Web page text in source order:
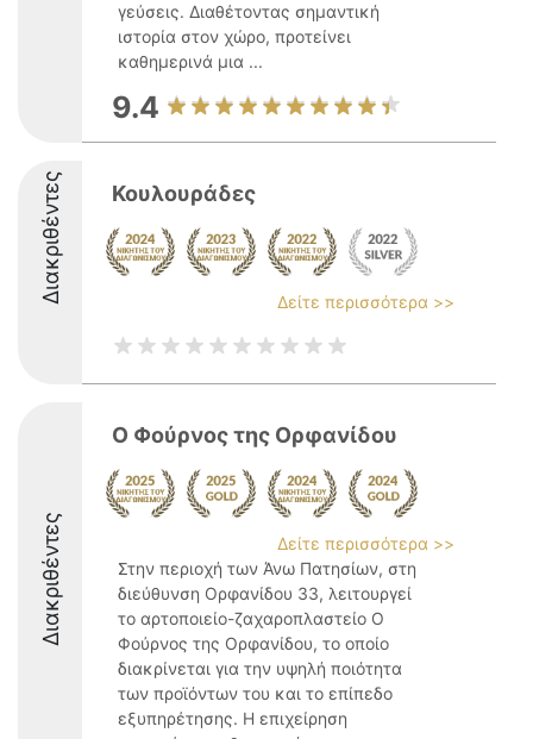
γεύσεις. Διαθέτοντας σημαντική
ιστορία στον χώρο, προτείνει
καθημερινά μια ...
9.4
Διακριθέντες Κουλουράδες
Δείτε περισσότερα >>
Διακριθέντες
Ο Φούρνος της Ορφανίδου
Δείτε περισσότερα >>
Στην περιοχή των Άνω Πατησίων, στη
διεύθυνση Ορφανίδου 33, λειτουργεί
το αρτοποιείο-ζαχαροπλαστείο Ο
Φούρνος της Ορφανίδου, το οποίο
διακρίνεται για την υψηλή ποιότητα
των προϊόντων του και το επίπεδο
εξυπηρέτησης. Η επιχείρηση